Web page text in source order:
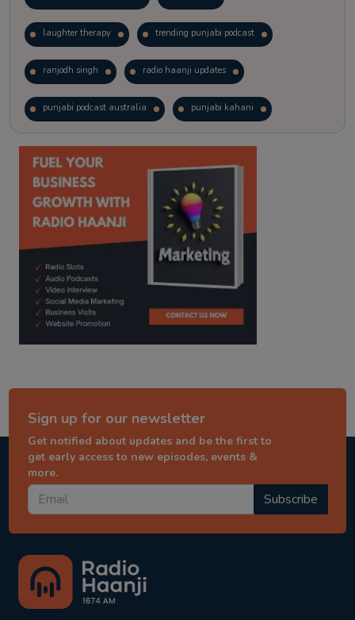
laughter therapy trending punjabi podcast
ranjodh singh radio haanji updates
punjabi podcast australia punjabi kahani
kitaab kahani punjabi story
Sign up for our newsletter
Get notified about updates and be the first to
get early access to new episodes, events &
more.
Subscribe